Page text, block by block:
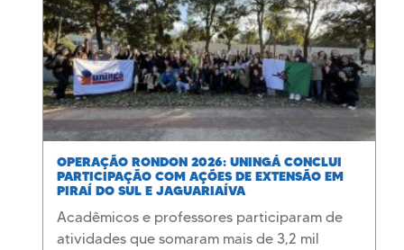
OPERAÇÃO RONDON 2026: UNINGÁ CONCLUI
PARTICIPAÇÃO COM AÇÕES DE EXTENSÃO EM
PIRAÍ DO SUL E JAGUARIAÍVA
Acadêmicos e professores participaram de
atividades que somaram mais de 3,2 mil